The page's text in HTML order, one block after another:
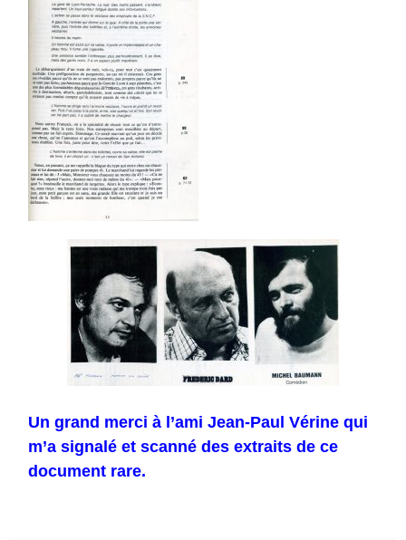
Un grand merci à l’ami Jean-Paul Vérine qui
m’a signalé et scanné des extraits de ce
document rare.